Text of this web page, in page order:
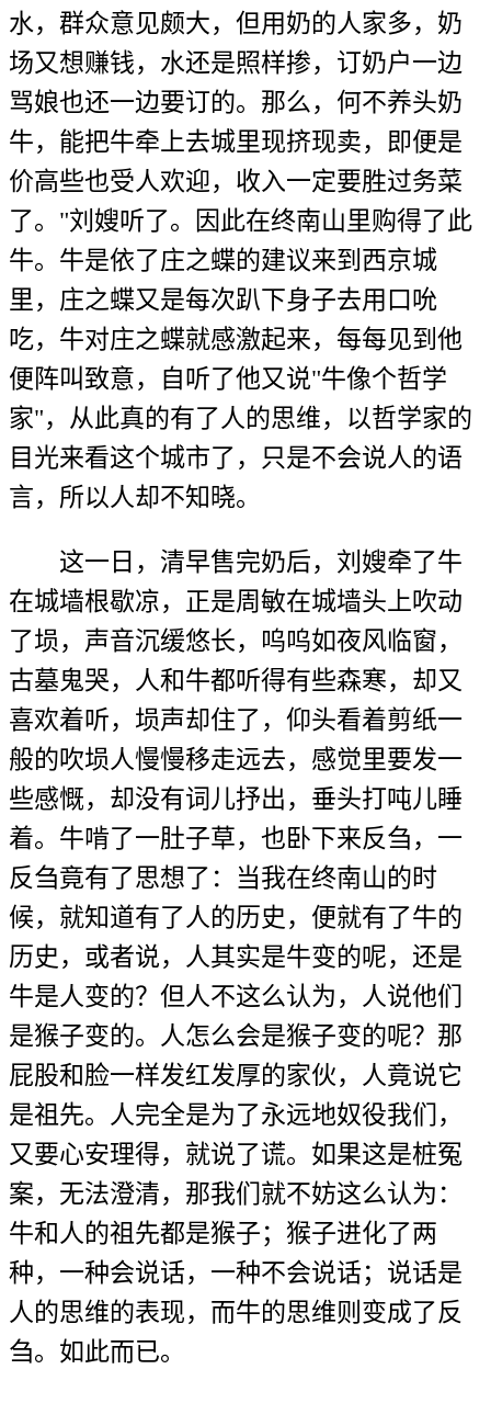
水，群众意见颇大，但用奶的人家多，奶
场又想赚钱，水还是照样掺，订奶户一边
骂娘也还一边要订的。那么，何不养头奶
牛，能把牛牵上去城里现挤现卖，即便是
价高些也受人欢迎，收入一定要胜过务菜
了。"刘嫂听了。因此在终南山里购得了此
牛。牛是依了庄之蝶的建议来到西京城
里，庄之蝶又是每次趴下身子去用口吮
吃，牛对庄之蝶就感激起来，每每见到他
便阵叫致意，自听了他又说"牛像个哲学
家"，从此真的有了人的思维，以哲学家的
目光来看这个城市了，只是不会说人的语
言，所以人却不知晓。
这一日，清早售完奶后，刘嫂牵了牛
在城墙根歇凉，正是周敏在城墙头上吹动
了埙，声音沉缓悠长，呜呜如夜风临窗，
古墓鬼哭，人和牛都听得有些森寒，却又
喜欢着听，埙声却住了，仰头看着剪纸一
般的吹埙人慢慢移走远去，感觉里要发一
些感慨，却没有词儿抒出，垂头打吨儿睡
着。牛啃了一肚子草，也卧下来反刍，一
反刍竟有了思想了：当我在终南山的时
候，就知道有了人的历史，便就有了牛的
历史，或者说，人其实是牛变的呢，还是
牛是人变的？但人不这么认为，人说他们
是猴子变的。人怎么会是猴子变的呢？那
屁股和脸一样发红发厚的家伙，人竟说它
是祖先。人完全是为了永远地奴役我们，
又要心安理得，就说了谎。如果这是桩冤
案，无法澄清，那我们就不妨这么认为：
牛和人的祖先都是猴子；猴子进化了两
种，一种会说话，一种不会说话；说话是
人的思维的表现，而牛的思维则变成了反
刍。如此而已。